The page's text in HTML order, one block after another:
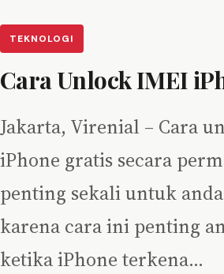
TEKNOLOGI
Cara Unlock IMEI
Jakarta, Virenial – Cara
iPhone gratis secara
penting sekali untuk
karena cara ini penting
ketika iPhone terkena…